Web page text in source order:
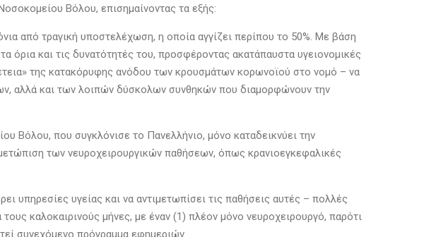
Βόλου, επισημαίνοντας τα εξής:
από τραγική υποστελέχωση, η οποία αγγίζει περίπου το 50%. Με βάση
και τις δυνατότητές του, προσφέροντας ακατάπαυστα υγειονομικές
της κατακόρυφης ανόδου των κρουσμάτων κορωνοϊού στο νομό – να
αλλά και των λοιπών δύσκολων συνθηκών που διαμορφώνουν την
Βόλου, που συγκλόνισε το Πανελλήνιο, μόνο καταδεικνύει την
των νευροχειρουργικών παθήσεων, όπως κρανιοεγκεφαλικές
υπηρεσίες υγείας και να αντιμετωπίσει τις παθήσεις αυτές – πολλές
καλοκαιρινούς μήνες, με έναν (1) πλέον μόνο νευροχειρουργό, παρότι
συνεχόμενο πρόγραμμα εφημεριών.